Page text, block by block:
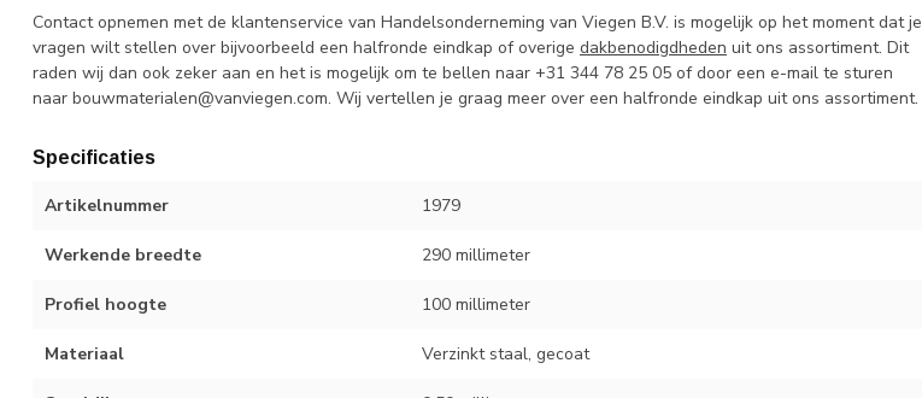
Contact opnemen met de klantenservice van Handelsonderneming van Viegen B.V. is mogelijk op het moment dat je
vragen wilt stellen over bijvoorbeeld een halfronde eindkap of overige dakbenodigdheden uit ons assortiment. Dit
raden wij dan ook zeker aan en het is mogelijk om te bellen naar +31 344 78 25 05 of door een e-mail te sturen
naar bouwmaterialen@vanviegen.com. Wij vertellen je graag meer over een halfronde eindkap uit ons assortiment.
Specificaties
Artikelnummer 1979
Werkende breedte 290 millimeter
Profiel hoogte 100 millimeter
Materiaal Verzinkt staal, gecoat